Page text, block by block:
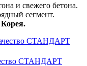
и свежего бетона.
сегмент.
СТАНДАРТ